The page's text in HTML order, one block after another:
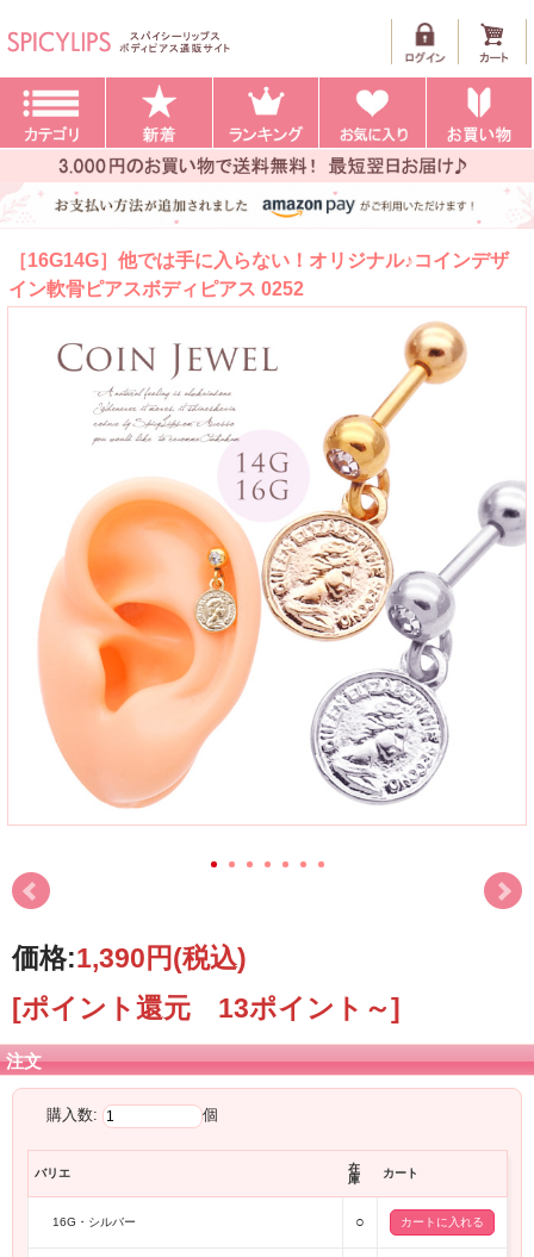
［16G14G］他では手に入らない！オリジナル♪コインデザ
イン軟骨ピアスボディピアス 0252
価格:1,390円(税込)
[ポイント還元 13ポイント～]
注文
購入数: 個
バリエ
在
庫
カート
16G・シルバー ○